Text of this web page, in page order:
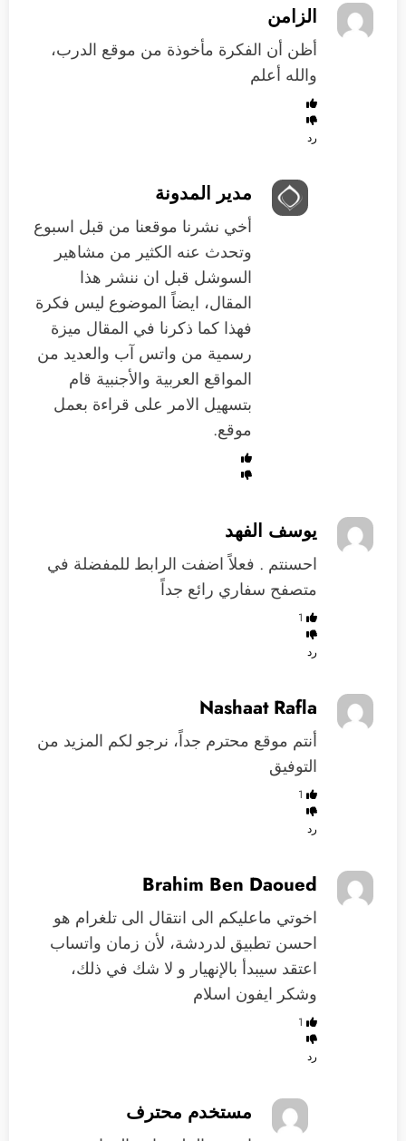
الزامن
أظن أن الفكرة مأخوذة من موقع الدرب،
والله أعلم
رد
مدير المدونة
أخي نشرنا موقعنا من قبل اسبوع
وتحدث عنه الكثير من مشاهير
السوشل قبل ان ننشر هذا
المقال، ايضاً الموضوع ليس فكرة
فهذا كما ذكرنا في المقال ميزة
رسمية من واتس آب والعديد من
المواقع العربية والأجنبية قام
بتسهيل الامر على قراءة بعمل
موقع.
يوسف الفهد
احسنتم . فعلاً اضفت الرابط للمفضلة في
متصفح سفاري رائع جداً
1
رد
Nashaat Rafla
أنتم موقع محترم جداً، نرجو لكم المزيد من
التوفيق
1
رد
Brahim Ben Daoued
اخوتي ماعليكم الى انتقال الى تلغرام هو
احسن تطبيق لدردشة، لأن زمان واتساب
اعتقد سيبدأ بالإنهيار و لا شك في ذلك،
وشكر ايفون اسلام
1
رد
مستخدم محترف